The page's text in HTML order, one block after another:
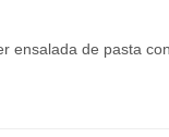
ensalada de pasta